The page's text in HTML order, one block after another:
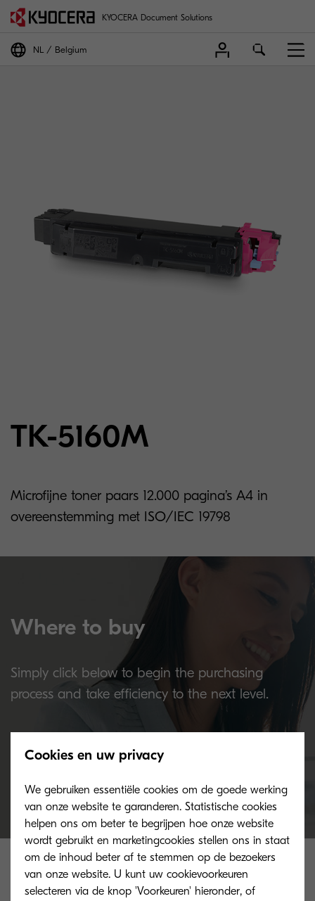
KYOCERA Document Solutions
NL Belgium
TK-5160M
Microfijne toner paars 12.000 pagina’s A4 in
overeenstemming met ISO/IEC 19798
Where to buy
Simply click below to begin the purchasing
process and take efficiency to the next level.
Buy now
Related products
Cookies en uw privacy
We gebruiken essentiële cookies om de goede werking
van onze website te garanderen. Statistische cookies
helpen ons om beter te begrijpen hoe onze website
wordt gebruikt en marketingcookies stellen ons in staat
om de inhoud beter af te stemmen op de bezoekers
van onze website. U kunt uw cookievoorkeuren
selecteren via de knop 'Voorkeuren' hieronder, of